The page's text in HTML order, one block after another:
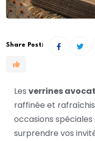
Share Post:
Les verrines
raffinée et
occasions
surprendre vos